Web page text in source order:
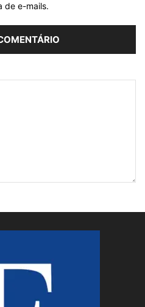
de e-mails.